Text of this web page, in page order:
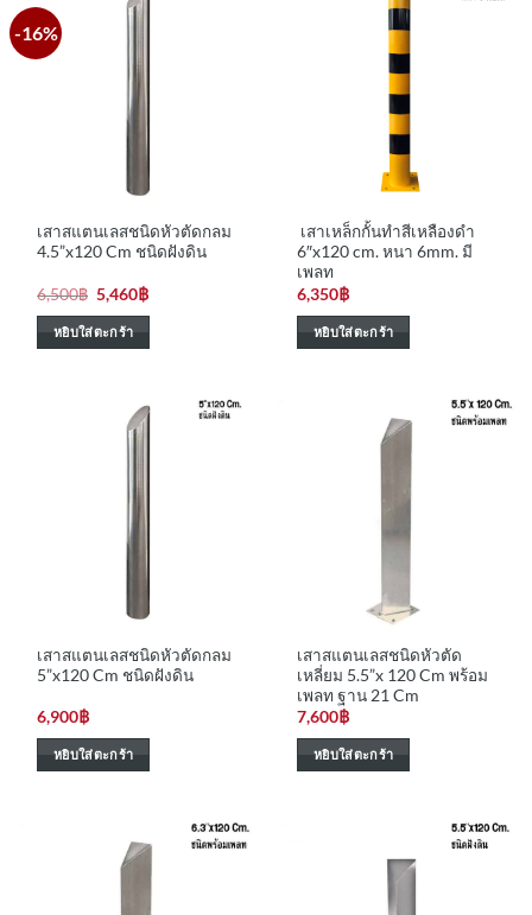
-16%
เสาสแตนเลสชนิดหัวตัดกลม
4.5”x120 Cm ชนิดฝังดิน
6,500฿ Original
price
was:
6,500฿.
5,460฿Current
หยิบใส่ตะกร้า
เสาเหล็กกั้นทำสีเหลืองดำ
6″x120 cm. หนา 6mm. มี
เพลท
6,350฿
หยิบใส่ตะกร้า
เสาสแตนเลสชนิดหัวตัดกลม
5”x120 Cm ชนิดฝังดิน
6,900฿
หยิบใส่ตะกร้า
เสาสแตนเลสชนิดหัวตัด
เหลี่ยม 5.5”x 120 Cm พร้อม
เพลท ฐาน 21 Cm
7,600฿
หยิบใส่ตะกร้า